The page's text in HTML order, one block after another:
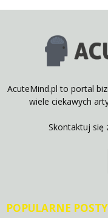
AcuteMind.pl to portal
wiele ciekawych
Skontaktuj się
POPULARNE POSTY